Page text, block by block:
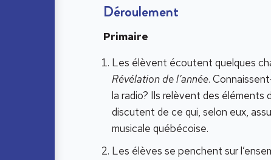
Déroulement
Primaire
Les élèvent écoutent quelques
Révélation de l’année.
la radio? Ils relèvent des éléments
discutent de ce qui, selon eux,
musicale québécoise.
Les élèves se penchent sur